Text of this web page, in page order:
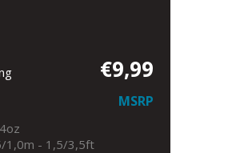
€9,99
MSRP
1,0m - 1,5/3,5ft